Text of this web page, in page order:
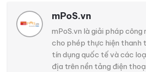
mPoS.vn
mPoS.vn là giải pháp công
cho phép thực hiện thanh
tín dụng quốc tế và các
địa trên nền tảng điện